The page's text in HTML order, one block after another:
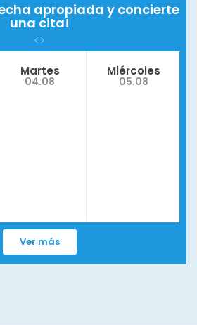
apropiada y concierte
una cita!
Martes
04.08
Miércoles
05.08
Ver más